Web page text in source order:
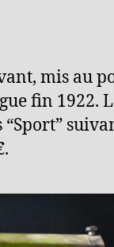
mis au
fin 1922.
.